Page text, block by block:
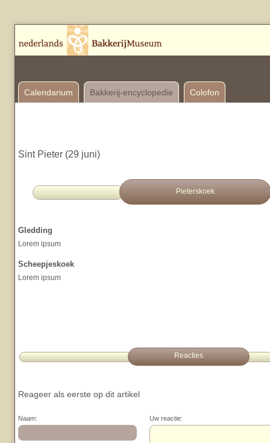
Calendarium Bakkerij-encyclopedie Colofon
Sint Pieter (29 juni)
Pieterskoek
Gledding
Lorem ipsum
Scheepjeskoek
Lorem ipsum
Reacties
Reageer als eerste op dit artikel
Naam: Uw reactie: